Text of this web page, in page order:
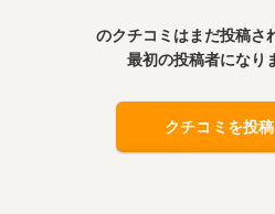
のクチコミはまだ投稿さ
最初の投稿者になり
クチコミを投